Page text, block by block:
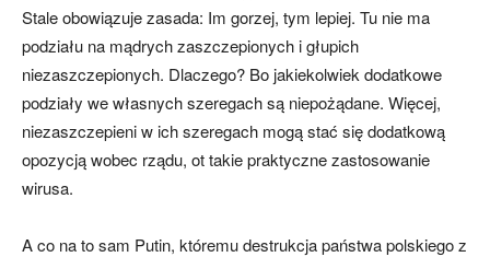
Stale obowiązuje zasada: Im gorzej, tym lepiej. Tu nie ma
podziału na mądrych zaszczepionych i głupich
niezaszczepionych. Dlaczego? Bo jakiekolwiek dodatkowe
podziały we własnych szeregach są niepożądane. Więcej,
niezaszczepieni w ich szeregach mogą stać się dodatkową
opozycją wobec rządu, ot takie praktyczne zastosowanie
wirusa.
A co na to sam Putin, któremu destrukcja państwa polskiego z